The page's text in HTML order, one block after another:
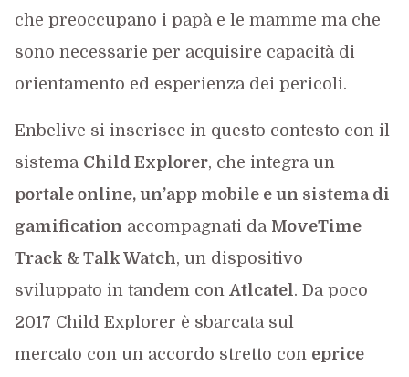
che preoccupano i papà e le mamme ma che
sono necessarie per acquisire capacità di
orientamento ed esperienza dei pericoli.
Enbelive si inserisce in questo contesto con il
sistema Child Explorer, che integra un
portale online, un’app mobile e un sistema di
gamification accompagnati da MoveTime
Track & Talk Watch, un dispositivo
sviluppato in tandem con Atlcatel. Da poco
2017 Child Explorer è sbarcata sul
mercato con un accordo stretto con eprice